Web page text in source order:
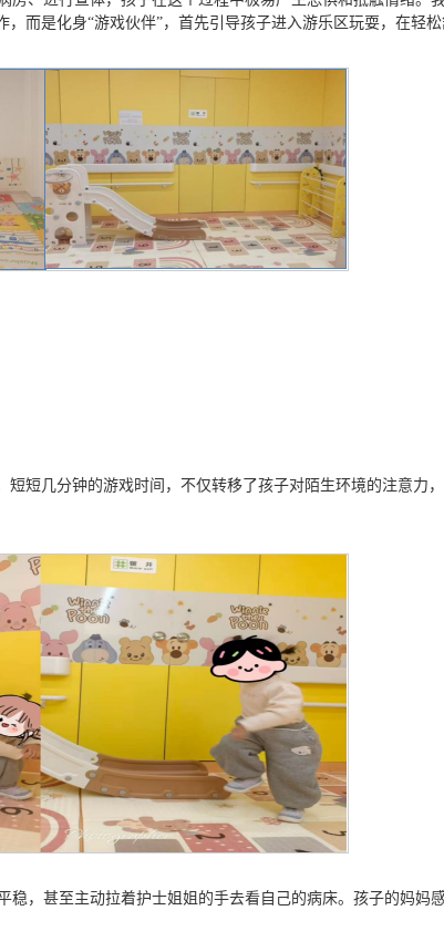
而是化身“游戏伙伴”，首先引导孩子进入游乐区玩耍，在轻
短几分钟的游戏时间，不仅转移了孩子对陌生环境的注意力
，甚至主动拉着护士姐姐的手去看自己的病床。孩子的妈妈